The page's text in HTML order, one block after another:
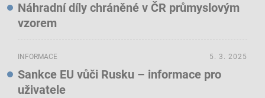
Náhradní díly chráněné v ČR průmyslovým
vzorem
INFORMACE
Sankce EU vůči Rusku – informace pro
uživatele
5. 3. 2025